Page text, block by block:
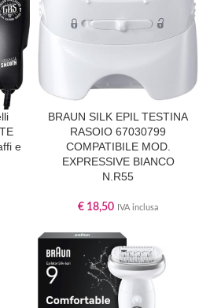
e
BRAUN SILK EPIL TESTINA
RASOIO 67030799
COMPATIBILE MOD.
EXPRESSIVE BIANCO
N.R55
€ 18,50 IVA inclusa